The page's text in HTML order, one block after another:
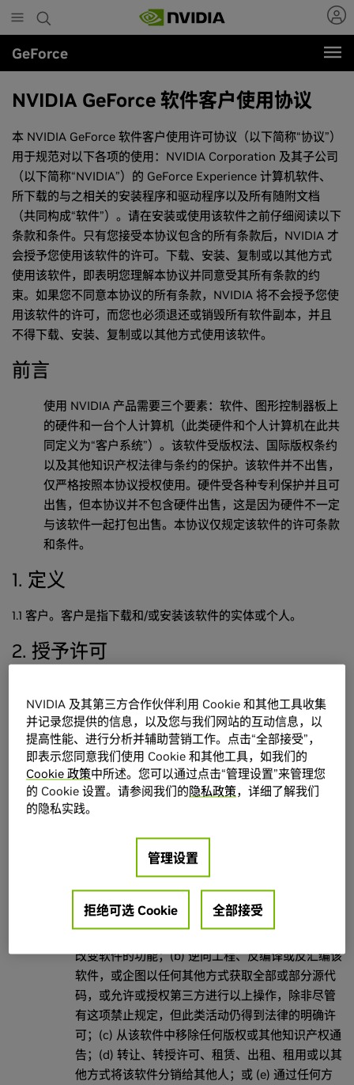
to
main
content
GeForce
NVIDIA GeForce 软件客户使用协议
本 NVIDIA GeForce 软件客户使用许可协议（以下简称“协议”）
用于规范对以下各项的使用：NVIDIA Corporation 及其子公司
（以下简称“NVIDIA”）的 GeForce Experience 计算机软件、
所下载的与之相关的安装程序和驱动程序以及所有随附文档
（共同构成“软件”）。请在安装或使用该软件之前仔细阅读以下
条款和条件。只有您接受本协议包含的所有条款后，NVIDIA 才
会授予您使用该软件的许可。下载、安装、复制或以其他方式
使用该软件，即表明您理解本协议并同意受其所有条款的约
束。如果您不同意本协议的所有条款，NVIDIA 将不会授予您使
用该软件的许可，而您也必须退还或销毁所有软件副本，并且
不得下载、安装、复制或以其他方式使用该软件。
前言
使用 NVIDIA 产品需要三个要素：软件、图形控制器板上
的硬件和一台个人计算机（此类硬件和个人计算机在此共
同定义为“客户系统”）。该软件受版权法、国际版权条约
以及其他知识产权法律与条约的保护。该软件并不出售，
仅严格按照本协议授权使用。硬件受各种专利保护并且可
出售，但本协议并不包含硬件出售，这是因为硬件不一定
与该软件一起打包出售。本协议仅规定该软件的许可条款
和条件。
1. 定义
1.1 客户。客户是指下载和/或安装该软件的实体或个人。
2. 授予许可
下，NVIDIA 特此授予单个客户非独占性、不可转让的权
利，以按照相关印刷资料所述的方式及目的加载、安装、
运行和使用该软件的可执行格式，但须遵守以下限制规
定：
2.1.1 权利。客户可以在客户系统上安装和使用该软
否则客户不得以其他方式复制该软件。该软件不得
同时在不同的计算机上共享或使用。
2.1.2 限制。除非本协议中明确规定，否则客户不
得：(a) 复制（加载或安装过程中除外）或修改该软
改变软件的功能；(b) 逆向工程、反编译或反汇编该
软件，或企图以任何其他方式获取全部或部分源代
码，或允许或授权第三方进行以上操作，除非尽管
有这项禁止规定，但此类活动仍得到法律的明确许
可；(c) 从该软件中移除任何版权或其他知识产权通
告；(d) 转让、转授许可、租赁、出租、租用或以其
他方式将该软件分销给其他人；或 (e) 通过任何方
NVIDIA 及其第三方合作伙伴利用 Cookie 和其他工具收集
并记录您提供的信息，以及您与我们网站的互动信息，以
提高性能、进行分析并辅助营销工作。点击“全部接受”，
即表示您同意我们使用 Cookie 和其他工具，如我们的
Cookie 政策中所述。您可以通过点击“管理设置”来管理您
的 Cookie 设置。请参阅我们的隐私政策，详细了解我们
的隐私实践。
管理设置
拒绝可选 Cookie 全部接受